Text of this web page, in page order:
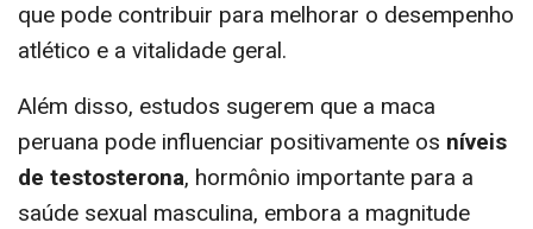
que pode contribuir para melhorar o desempenho
atlético e a vitalidade geral.
Além disso, estudos sugerem que a maca
peruana pode influenciar positivamente os níveis
de testosterona, hormônio importante para a
saúde sexual masculina, embora a magnitude